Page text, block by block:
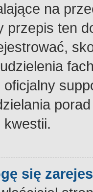
na
przepis ten
kwestii.
się